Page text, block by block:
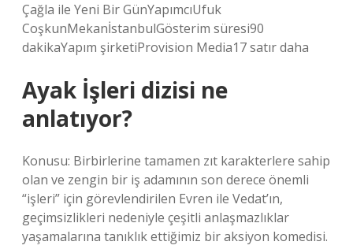
Çağla ile Yeni Bir GünYapımcıUfuk
CoşkunMekanİstanbulGösterim süresi90
dakikaYapım şirketiProvision Media17 satır daha
Ayak İşleri dizisi ne
anlatıyor?
Konusu: Birbirlerine tamamen zıt karakterlere sahip
olan ve zengin bir iş adamının son derece önemli
“işleri” için görevlendirilen Evren ile Vedat’ın,
geçimsizlikleri nedeniyle çeşitli anlaşmazlıklar
yaşamalarına tanıklık ettiğimiz bir aksiyon komedisi.